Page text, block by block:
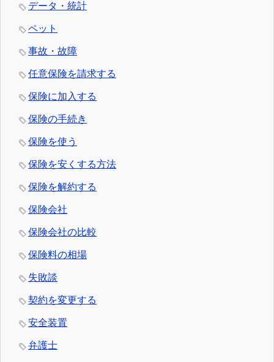
データ・統計
ペット
事故・故障
任意保険を請求する
保険に加入する
保険の手続き
保険を使う
保険を安くする方法
保険を解約する
保険会社
保険会社の比較
保険料の相場
失敗談
契約を変更する
安全装置
弁護士